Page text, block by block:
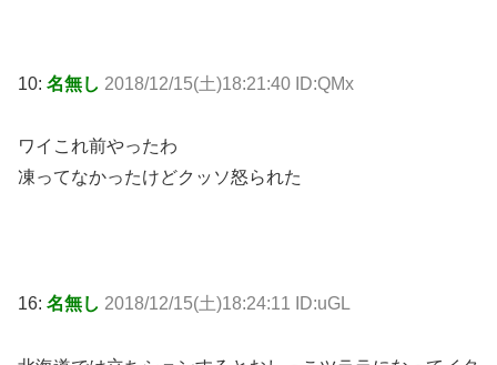
10: 名無し 2018/12/15(土)18:21:40 ID:QMx
ワイこれ前やったわ
凍ってなかったけどクッソ怒られた
16: 名無し 2018/12/15(土)18:24:11 ID:uGL